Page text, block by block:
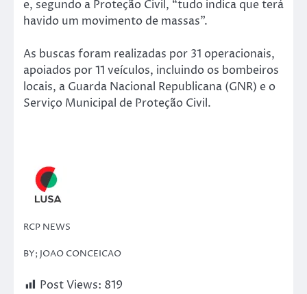
e, segundo a Proteção Civil, “tudo indica que terá
havido um movimento de massas”.
As buscas foram realizadas por 31 operacionais,
apoiados por 11 veículos, incluindo os bombeiros
locais, a Guarda Nacional Republicana (GNR) e o
Serviço Municipal de Proteção Civil.
RCP NEWS
BY; JOAO CONCEICAO
Post Views: 819